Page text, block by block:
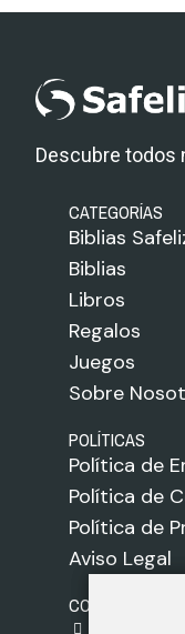
Descubre todos
CATEGORÍAS
Biblias
Biblias
Libros
Regalos
Juegos
Sobre
POLÍTICAS
Política de
Política de
Política de
Aviso Legal
CONTACTO